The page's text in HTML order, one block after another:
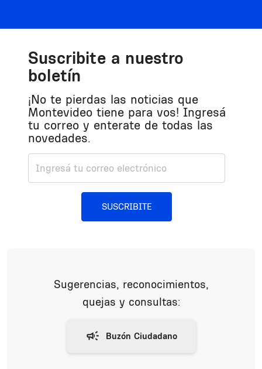
Suscribite a nuestro
boletín
¡No te pierdas las noticias que
Montevideo tiene para vos! Ingresá
tu correo y enterate de todas las
novedades.
SUSCRIBITE
Sugerencias, reconocimientos,
quejas y consultas: